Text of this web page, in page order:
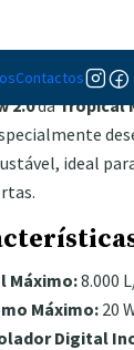
Contactos
2.0daTropical
ideal
Máximo:8.000
Máximo: 20
Digital